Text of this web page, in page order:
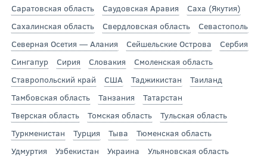
Саратовская область
Саудовская Аравия
Саха (Якутия)
Сахалинская область
Свердловская область
Севастополь
Северная Осетия — Алания
Сейшельские Острова
Сербия
Сингапур
Сирия Словакия
Смоленская область
Ставропольский край
США Таджикистан
Таиланд
Тамбовская область
Танзания
Татарстан
Тверская область
Томская область
Тульская область
Туркменистан
Турция Тыва
Тюменская область
Удмуртия
Узбекистан Украина
Ульяновская область